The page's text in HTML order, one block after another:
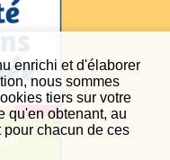
enrichi et d'élaborer
nous sommes
tiers sur votre
qu'en obtenant, au
chacun de ces